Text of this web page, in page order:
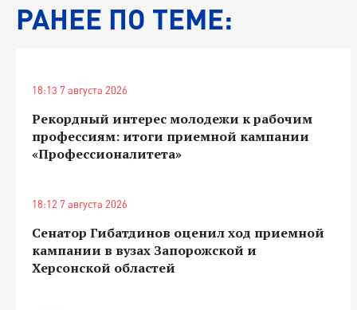
РАНЕЕ ПО ТЕМЕ:
18:13 7 августа 2026
Рекордный интерес молодежи к рабочим
профессиям: итоги приемной кампании
«Профессионалитета»
18:12 7 августа 2026
Сенатор Гибатдинов оценил ход приемной
кампании в вузах Запорожской и
Херсонской областей